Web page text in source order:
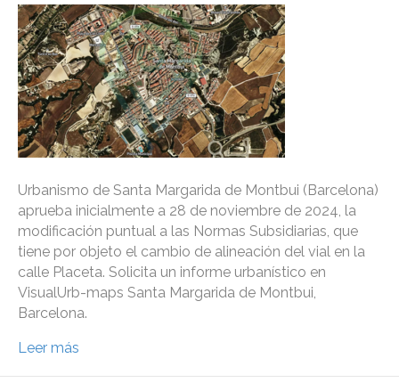
Urbanismo de Santa Margarida de Montbui (Barcelona)
aprueba inicialmente a 28 de noviembre de 2024, la
modificación puntual a las Normas Subsidiarias, que
tiene por objeto el cambio de alineación del vial en la
calle Placeta. Solicita un informe urbanístico en
VisualUrb-maps Santa Margarida de Montbui,
Barcelona.
Leer más